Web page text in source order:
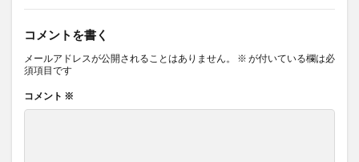
コメントを書く
メールアドレスが公開されることはありません。 ※ が付いている欄は必
須項目です
コメント ※